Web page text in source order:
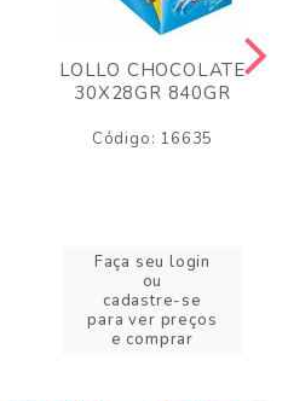
LOLLO CHOCOLATE
30X28GR 840GR
Código: 16635
Faça seu login
ou
cadastre-se
para ver preços
e comprar